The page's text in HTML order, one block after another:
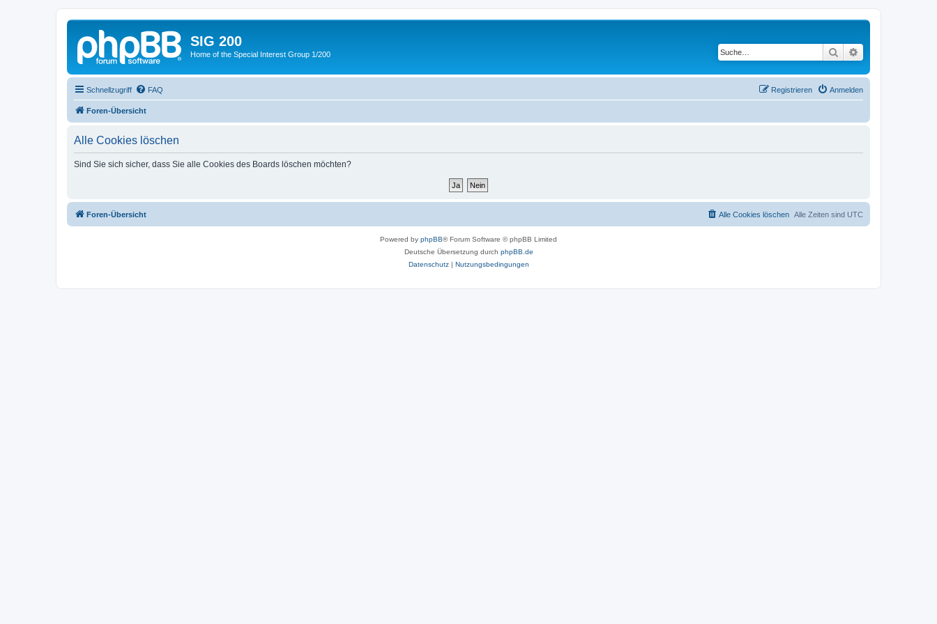
SIG 200
Home of the Special Interest Group 1/200 Suche
Schnellzugriff FAQ Anmelden
Registrieren
Foren-Übersicht
Alle Cookies löschen
Sind Sie sich sicher, dass Sie alle Cookies des Boards löschen möchten?
Foren-Übersicht Alle Zeiten sind UTC
Alle Cookies löschen
Powered by phpBB® Forum Software © phpBB Limited
Deutsche Übersetzung durch phpBB.de
Datenschutz| Nutzungsbedingungen